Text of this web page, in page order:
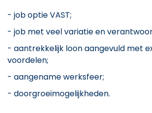
- job optie VAST;
- job met veel variatie en
- aantrekkelijk loon aangevuld met
voordelen;
- aangename werksfeer;
- doorgroeimogelijkheden.